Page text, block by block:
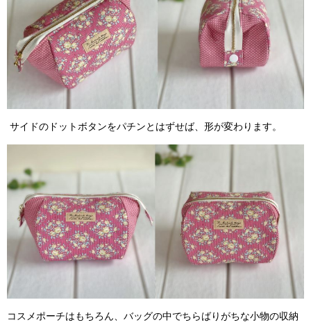
サイドのドットボタンをパチンとはずせば、形が変わります。
コスメポーチはもちろん、バッグの中でちらばりがちな小物の収納